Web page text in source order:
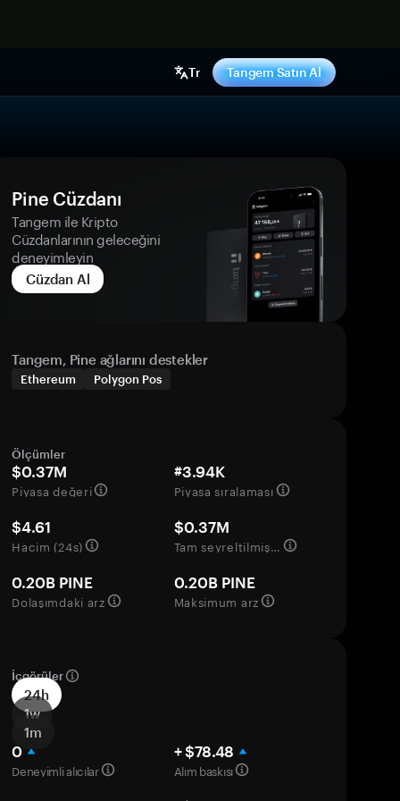
Tr Tangem Satın Al
Pine Cüzdanı
Tangem ile Kripto
Cüzdanlarının geleceğini
deneyimleyin
Cüzdan Al
Tangem, Pine ağlarını destekler
Ethereum Polygon Pos
Ölçümler
$0.37M
Piyasa değeri
#3.94K
Piyasa sıralaması
$4.61
Hacim (24s)
$0.37M
Tam seyreltilmiş değerleme
0.20B PINE
Dolaşımdaki arz
0.20B PINE
Maksimum arz
İçgörüler
24h
1w
1m
0
Deneyimli alıcılar
+ $78.48
Alım baskısı